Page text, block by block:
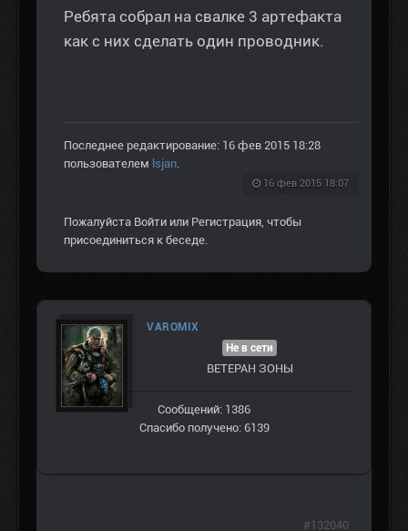
Ребята собрал на свалке 3 артефакта
как с них сделать один проводник.
Последнее редактирование: 16 фев 2015 18:28
пользователем lsjan.
16 фев 2015 18:07
Пожалуйста Войти или Регистрация, чтобы
присоединиться к беседе.
VAROMIX
Не в сети
ВЕТЕРАН ЗOНЫ
Сообщений: 1386
Спасибо получено: 6139
#132040